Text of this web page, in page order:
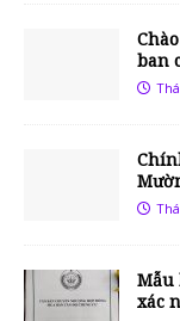
ban
Mẫu
xác